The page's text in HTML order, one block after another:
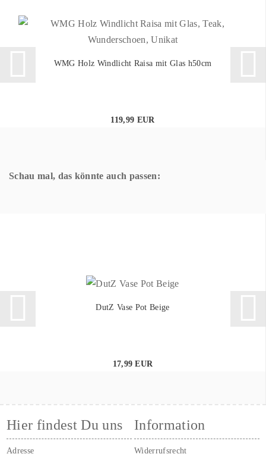
WMG Holz Windlicht Raisa mit Glas h50cm
119,99 EUR
Schau mal, das könnte auch passen:
DutZ Vase Pot Beige
17,99 EUR
Hier findest Du uns
Adresse
Information
Widerrufsrecht